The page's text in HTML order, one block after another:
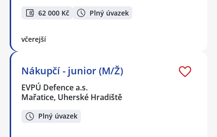
62 000 Kč Plný úvazek
včerejší
Nákupčí - junior (M/Ž)
EVPÚ Defence a.s.
Mařatice, Uherské Hradiště
Plný úvazek